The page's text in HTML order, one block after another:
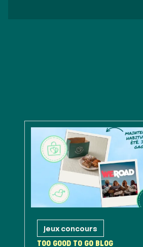
Jeux concours
TOO GOOD TO GO BLOG